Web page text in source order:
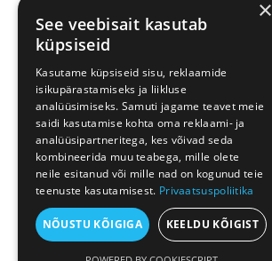
×
See veebisait kasutab
küpsiseid
Kasutame küpsiseid sisu, reklaamide
isikupärastamiseks ja liikluse
analüüsimiseks. Samuti jagame teavet meie
saidi kasutamise kohta oma reklaami- ja
analüüsipartneritega, kes võivad seda
kombineerida muu teabega, mille olete
neile esitanud või mille nad on kogunud teie
teenuste kasutamisest. Privaatsuspoliitika
NÕUSTU KÕIGIGA KEELDU KÕIGIST